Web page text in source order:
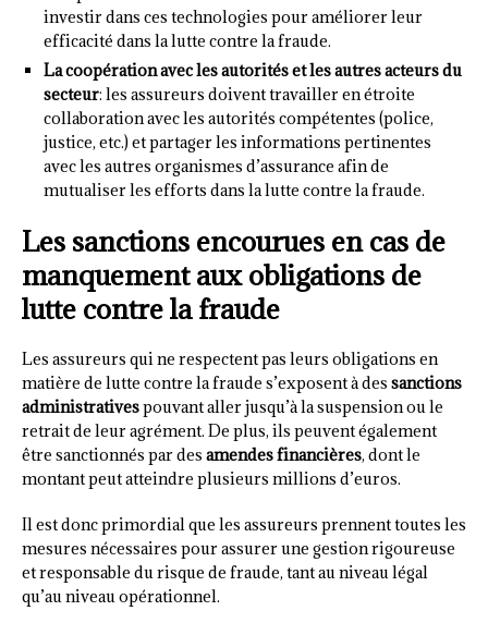
investir dans ces technologies pour améliorer leur
efficacité dans la lutte contre la fraude.
La coopération avec les autorités et les autres acteurs du
secteur: les assureurs doivent travailler en étroite
collaboration avec les autorités compétentes (police,
justice, etc.) et partager les informations pertinentes
avec les autres organismes d’assurance afin de
mutualiser les efforts dans la lutte contre la fraude.
Les sanctions encourues en cas de
manquement aux obligations de
lutte contre la fraude
Les assureurs qui ne respectent pas leurs obligations en
matière de lutte contre la fraude s’exposent à des sanctions
administrativespouvant aller jusqu’à la suspension ou le
retrait de leur agrément. De plus, ils peuvent également
être sanctionnés par des amendes financières, dont le
montant peut atteindre plusieurs millions d’euros.
Il est donc primordial que les assureurs prennent toutes les
mesures nécessaires pour assurer une gestion rigoureuse
et responsable du risque de fraude, tant au niveau légal
qu’au niveau opérationnel.